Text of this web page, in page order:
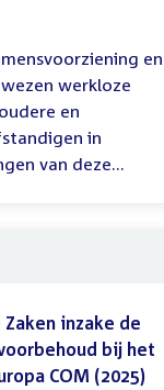
en
werkloze
en
in
van deze...
inzake de
bij het
COM (2025)